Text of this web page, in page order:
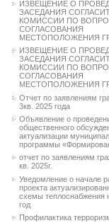
ИЗВЕЩЕНИЕ О
ЗАСЕДАНИЯ
КОМИССИИ ПО
СОГЛАСОВАНИЯ
МЕСТОПОЛОЖЕНИЯ
ИЗВЕЩЕНИЕ О
ЗАСЕДАНИЯ
КОМИССИИ ПО
СОГЛАСОВАНИЯ
МЕСТОПОЛОЖЕНИЯ
Отчет по заявлениям
3кв. 2025 года
Объявление о
общественного
актуализации
программы
отчет по заявлениям
кв. 2025г.
Уведомление о начале
проекта
схемы теплоснабжения
год
Профилактика